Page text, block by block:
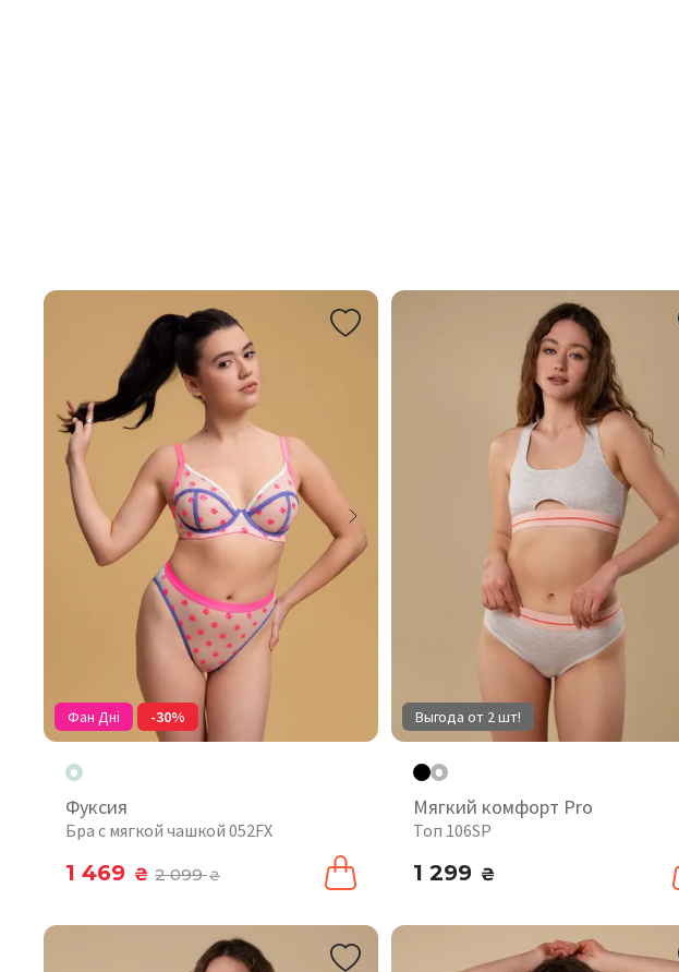
Фан Дні -30%
Фуксия
Бра с мягкой чашкой 052FX
1 469 ₴ 2 099₴
Выгода от 2 шт!
Мягкий комфорт Pro
Топ 106SP
1 299 ₴